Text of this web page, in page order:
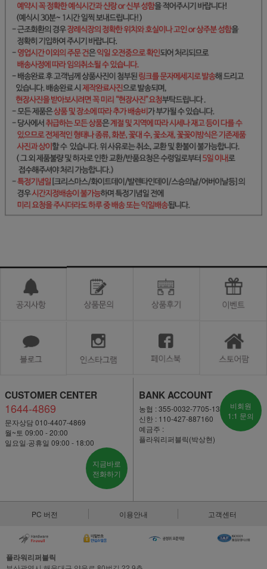
CUSTOMER CENTER
1644-4869
문자상담 010-4407-4869
월~토 09:00 - 20:00
일요일·공휴일 09:00 - 18:00
지금바로
전화하기
BANK ACCOUNT
농협 : 355-0032-7705-13
신한 : 110-427-887160
예금주 :
플라워리퍼블릭(박상현)
비회원
1:1 문의
PC 버전 이용안내 고객센터
플라워리퍼블릭